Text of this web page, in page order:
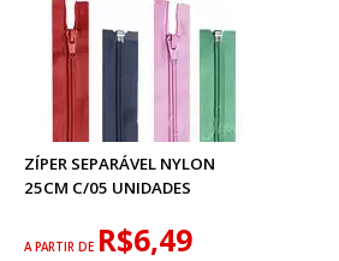
ZÍPER SEPARÁVEL NYLON
25CM C/05 UNIDADES
A PARTIR DE R$6,49